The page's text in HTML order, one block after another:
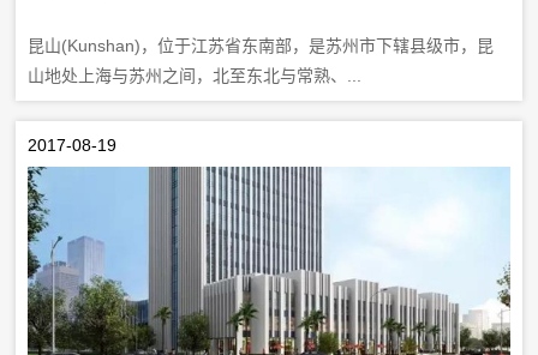
昆山(Kunshan)，位于江苏省东南部，是苏州市下辖县级市，昆
山地处上海与苏州之间，北至东北与常熟、...
2017-08-19